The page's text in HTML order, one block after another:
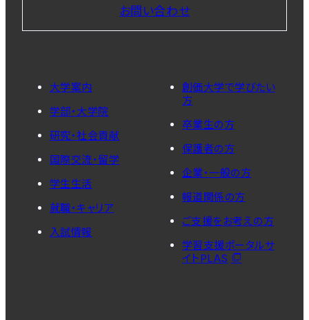
お問い合わせ
大学案内
学部・大学院
研究・社会貢献
国際交流・留学
学生生活
就職・キャリア
入試情報
創価大学で学びたい
方
卒業生の方
保護者の方
企業・一般の方
報道関係の方
ご支援をお考えの方
学習支援ポータルサ
イトPLAS